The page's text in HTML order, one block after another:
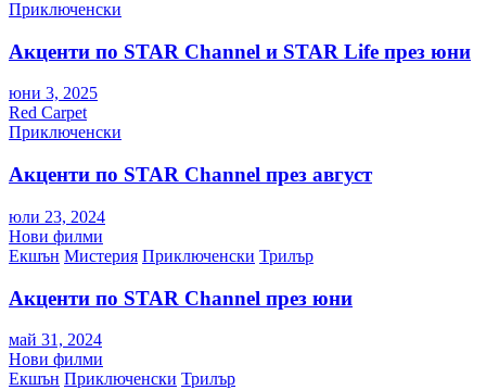
Приключенски
Акценти по STAR Channel и STAR Life през юни
юни 3, 2025
Red Carpet
Приключенски
Акценти по STAR Channel през август
юли 23, 2024
Нови филми
Екшън Мистерия Приключенски Трилър
Акценти по STAR Channel през юни
май 31, 2024
Нови филми
Екшън Приключенски Трилър